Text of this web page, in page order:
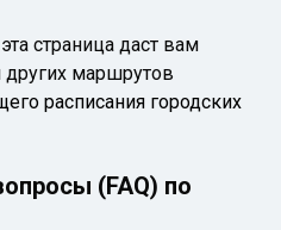
страница даст вам
других маршрутов
расписания городских
(FAQ) по